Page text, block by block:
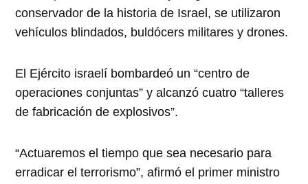
conservador de la historia de Israel, se utilizaron
vehículos blindados, buldócers militares y drones.
El Ejército israelí bombardeó un “centro de
operaciones conjuntas” y alcanzó cuatro “talleres
de fabricación de explosivos”.
“Actuaremos el tiempo que sea necesario para
erradicar el terrorismo”, afirmó el primer ministro